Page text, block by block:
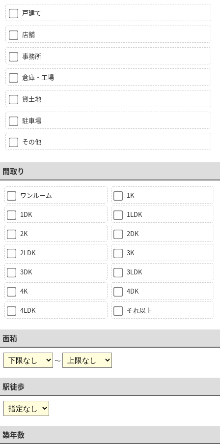
戸建て
店舗
事務所
倉庫・工場
貸土地
駐車場
その他
間取り
ワンルーム 1K
1DK 1LDK
2K 2DK
2LDK 3K
3DK 3LDK
4K 4DK
4LDK それ以上
面積
～
駅徒歩
築年数